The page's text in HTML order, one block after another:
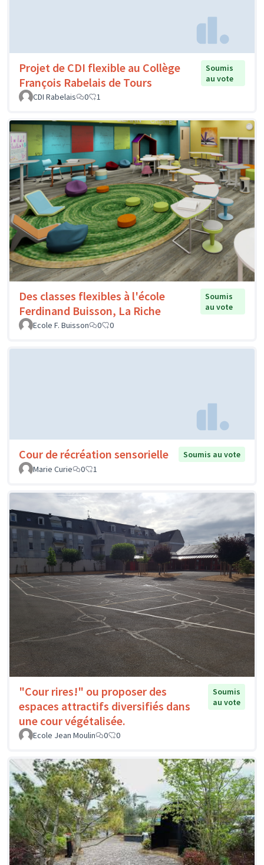
Projet de CDI flexible au Collège
François Rabelais de Tours
Soumis
au vote
CDI Rabelais
0 1
Des classes flexibles à l'école
Ferdinand Buisson, La Riche
Soumis
au vote
Ecole F. Buisson
0 0
Cour de récréation sensorielle
Soumis au vote
Marie Curie
0 1
"Cour rires!" ou proposer des
espaces attractifs diversifiés dans
une cour végétalisée.
Soumis
au vote
Ecole Jean Moulin 0 0